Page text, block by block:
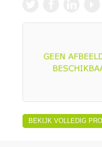
BEKIJK VOLLEDIG